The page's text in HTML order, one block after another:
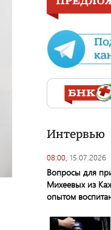
Интервью
08:00, 15.07.2026
Вопросы для
Михеевых из
опытом